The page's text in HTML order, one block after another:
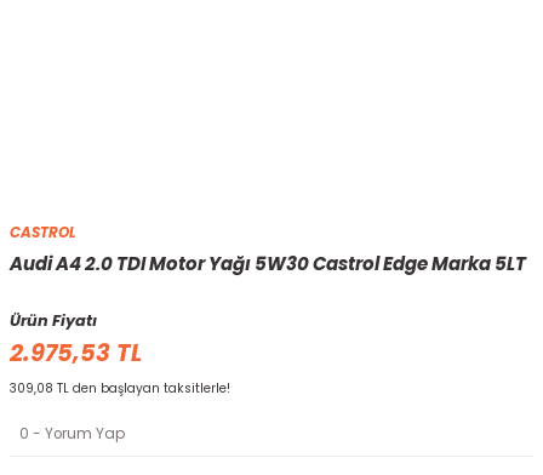
CASTROL
Audi A4 2.0 TDI Motor Yağı 5W30 Castrol Edge Marka 5LT
Ürün Fiyatı
2.975,53 TL
309,08 TL den başlayan taksitlerle!
0 - Yorum Yap